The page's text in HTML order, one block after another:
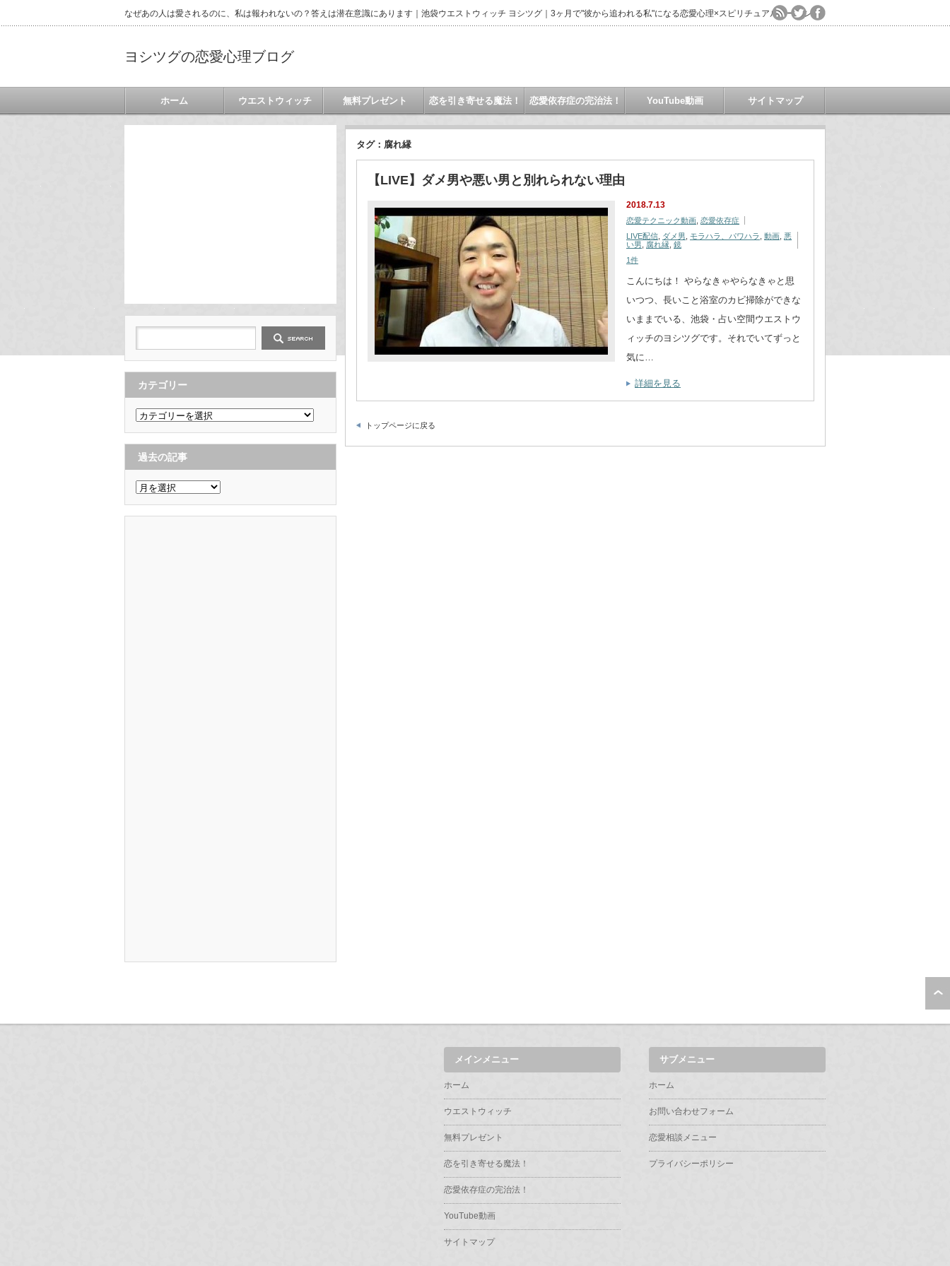
なぜあの人は愛されるのに、私は報われないの？答えは潜在意識にあります｜池袋ウエストウィッチ ヨシツグ｜3ヶ月で"彼から追われる私"になる恋愛心理×スピリチュアルコーチング
ヨシツグの恋愛心理ブログ
ホーム ウエストウィッチ 無料プレゼント 恋を引き寄せる魔法！ 恋愛依存症の完治法！ YouTube動画 サイトマップ
タグ：腐れ縁
【LIVE】ダメ男や悪い男と別れられない理由
2018.7.13
恋愛テクニック動画 恋愛依存症
LIVE配信 ダメ男 モラハラ、パワハラ 動画 悪
い男
腐れ縁 鏡
1件
こんにちは！ やらなきゃやらなきゃと思
いつつ、長いこと浴室のカビ掃除ができな
いままでいる、池袋・占い空間ウエストウ
ィッチのヨシツグです。それでいてずっと
気に…
詳細を見る
トップページに戻る
カテゴリー
カ
テ
ゴ
リ
ー
過去の記事
過
去
の
記
メインメニュー
ホーム
ウエストウィッチ
無料プレゼント
恋を引き寄せる魔法！
恋愛依存症の完治法！
YouTube動画
サイトマップ
サブメニュー
ホーム
お問い合わせフォーム
恋愛相談メニュー
プライバシーポリシー